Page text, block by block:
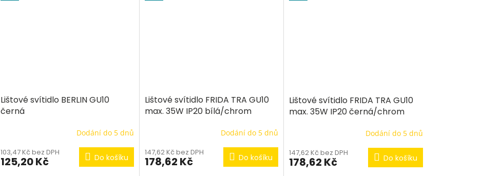
Lištové svítidlo BERLIN GU10
černá
Dodání do 5 dnů
103,47 Kč bez DPH
125,20 Kč Do košíku
Lištové svítidlo FRIDA TRA GU10
max. 35W IP20 bílá/chrom
Dodání do 5 dnů
147,62 Kč bez DPH
178,62 Kč Do košíku
Lištové svítidlo FRIDA TRA GU10
max. 35W IP20 černá/chrom
Dodání do 5 dnů
147,62 Kč bez DPH
178,62 Kč Do košíku